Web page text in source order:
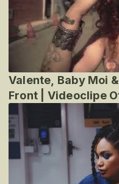
Valente, Baby Moi
Front | Videoclipe